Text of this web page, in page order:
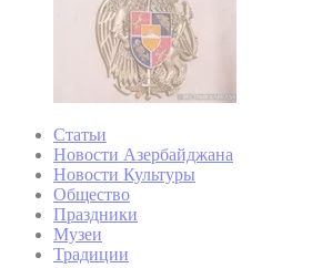
Статьи
Новости Азербайджана
Новости Культуры
Общество
Праздники
Музеи
Традиции